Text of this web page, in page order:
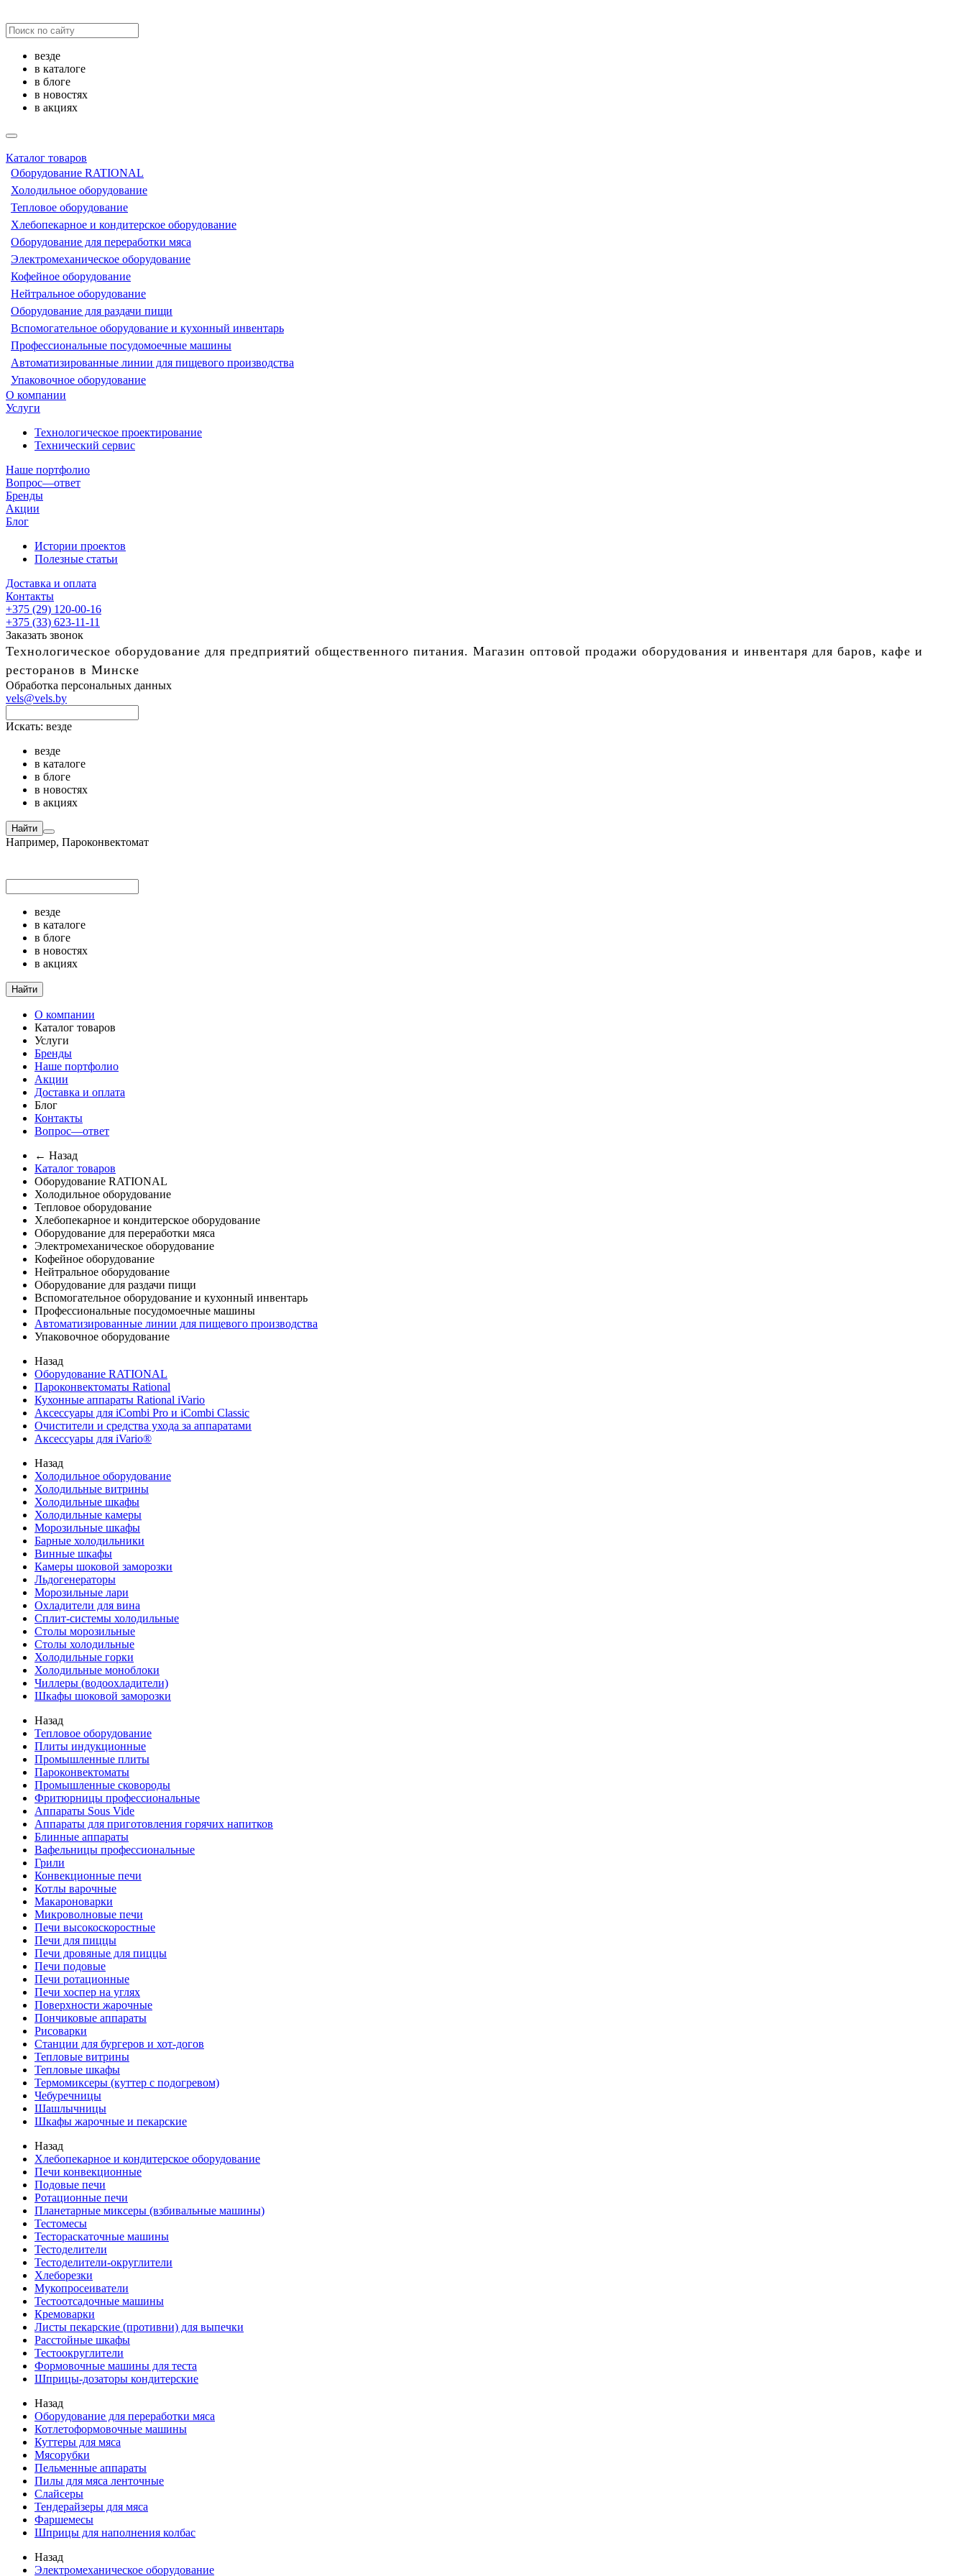
везде
в каталоге
в блоге
в новостях
в акциях
Каталог товаров
Оборудование RATIONAL
Холодильное оборудование
Тепловое оборудование
Хлебопекарное и кондитерское оборудование
Оборудование для переработки мяса
Электромеханическое оборудование
Кофейное оборудование
Нейтральное оборудование
Оборудование для раздачи пищи
Вспомогательное оборудование и кухонный инвентарь
Профессиональные посудомоечные машины
Автоматизированные линии для пищевого производства
Упаковочное оборудование
О компании
Услуги
Технологическое проектирование
Технический сервис
Наше портфолио
Вопрос—ответ
Бренды
Акции
Блог
Истории проектов
Полезные статьи
Доставка и оплата
Контакты
+375 (29) 120-00-16
+375 (33) 623-11-11
Заказать звонок
Технологическое оборудование для предприятий общественного питания. Магазин оптовой продажи оборудования и инвентаря для баров, кафе и
ресторанов в Минске
Обработка персональных данных
vels@vels.by
Искать: везде
везде
в каталоге
в блоге
в новостях
в акциях
Найти
Например, Пароконвектомат
везде
в каталоге
в блоге
в новостях
в акциях
Найти
О компании
Каталог товаров
Услуги
Бренды
Наше портфолио
Акции
Доставка и оплата
Блог
Контакты
Вопрос—ответ
← Назад
Каталог товаров
Оборудование RATIONAL
Холодильное оборудование
Тепловое оборудование
Хлебопекарное и кондитерское оборудование
Оборудование для переработки мяса
Электромеханическое оборудование
Кофейное оборудование
Нейтральное оборудование
Оборудование для раздачи пищи
Вспомогательное оборудование и кухонный инвентарь
Профессиональные посудомоечные машины
Автоматизированные линии для пищевого производства
Упаковочное оборудование
Назад
Оборудование RATIONAL
Пароконвектоматы Rational
Кухонные аппараты Rational iVario
Аксессуары для iCombi Pro и iCombi Classic
Очистители и средства ухода за аппаратами
Аксессуары для iVario®
Назад
Холодильное оборудование
Холодильные витрины
Холодильные шкафы
Холодильные камеры
Морозильные шкафы
Барные холодильники
Винные шкафы
Камеры шоковой заморозки
Льдогенераторы
Морозильные лари
Охладители для вина
Сплит-системы холодильные
Столы морозильные
Столы холодильные
Холодильные горки
Холодильные моноблоки
Чиллеры (водоохладители)
Шкафы шоковой заморозки
Назад
Тепловое оборудование
Плиты индукционные
Промышленные плиты
Пароконвектоматы
Промышленные сковороды
Фритюрницы профессиональные
Аппараты Sous Vide
Аппараты для приготовления горячих напитков
Блинные аппараты
Вафельницы профессиональные
Грили
Конвекционные печи
Котлы варочные
Макароноварки
Микроволновые печи
Печи высокоскоростные
Печи для пиццы
Печи дровяные для пиццы
Печи подовые
Печи ротационные
Печи хоспер на углях
Поверхности жарочные
Пончиковые аппараты
Рисоварки
Станции для бургеров и хот-догов
Тепловые витрины
Тепловые шкафы
Термомиксеры (куттер с подогревом)
Чебуречницы
Шашлычницы
Шкафы жарочные и пекарские
Назад
Хлебопекарное и кондитерское оборудование
Печи конвекционные
Подовые печи
Ротационные печи
Планетарные миксеры (взбивальные машины)
Тестомесы
Тестораскаточные машины
Тестоделители
Тестоделители-округлители
Хлеборезки
Мукопросеиватели
Тестоотсадочные машины
Кремоварки
Листы пекарские (противни) для выпечки
Расстойные шкафы
Тестоокруглители
Формовочные машины для теста
Шприцы-дозаторы кондитерские
Назад
Оборудование для переработки мяса
Котлетоформовочные машины
Куттеры для мяса
Мясорубки
Пельменные аппараты
Пилы для мяса ленточные
Слайсеры
Тендерайзеры для мяса
Фаршемесы
Шприцы для наполнения колбас
Назад
Электромеханическое оборудование